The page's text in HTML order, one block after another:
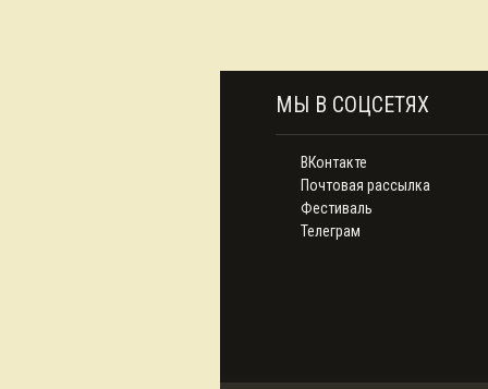
МЫ В СОЦСЕТЯХ
ВКонтакте
Почтовая рассылка
Фестиваль
Телеграм